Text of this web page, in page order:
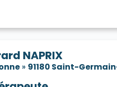
NAPRIX
» 91180 Saint-